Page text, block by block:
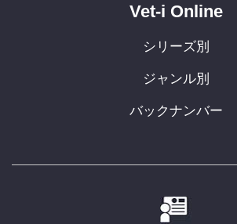
Vet-i Online
シリーズ別
ジャンル別
バックナンバー